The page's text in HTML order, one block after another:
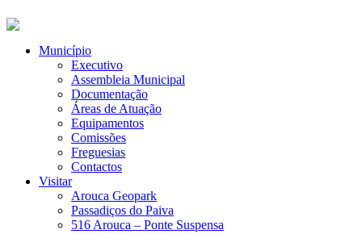
Município
Executivo
Assembleia Municipal
Documentação
Áreas de Atuação
Equipamentos
Comissões
Freguesias
Contactos
Visitar
Arouca Geopark
Passadiços do Paiva
516 Arouca – Ponte Suspensa